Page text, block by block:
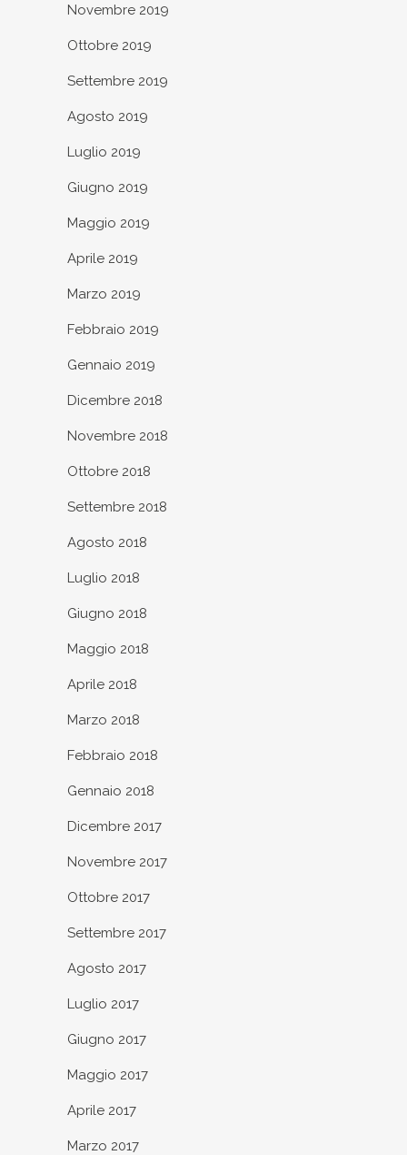
Novembre 2019
Ottobre 2019
Settembre 2019
Agosto 2019
Luglio 2019
Giugno 2019
Maggio 2019
Aprile 2019
Marzo 2019
Febbraio 2019
Gennaio 2019
Dicembre 2018
Novembre 2018
Ottobre 2018
Settembre 2018
Agosto 2018
Luglio 2018
Giugno 2018
Maggio 2018
Aprile 2018
Marzo 2018
Febbraio 2018
Gennaio 2018
Dicembre 2017
Novembre 2017
Ottobre 2017
Settembre 2017
Agosto 2017
Luglio 2017
Giugno 2017
Maggio 2017
Aprile 2017
Marzo 2017